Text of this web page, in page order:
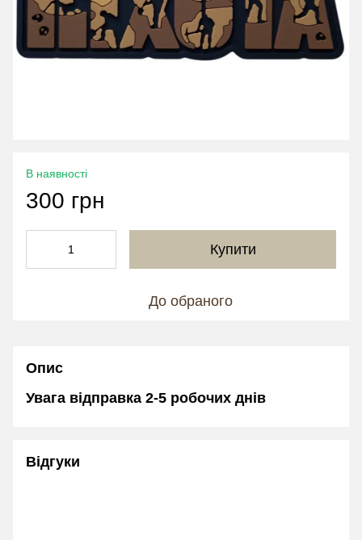
В наявності
300 грн
Купити
До обраного
Опис
Увага відправка 2-5 робочих днів
Відгуки